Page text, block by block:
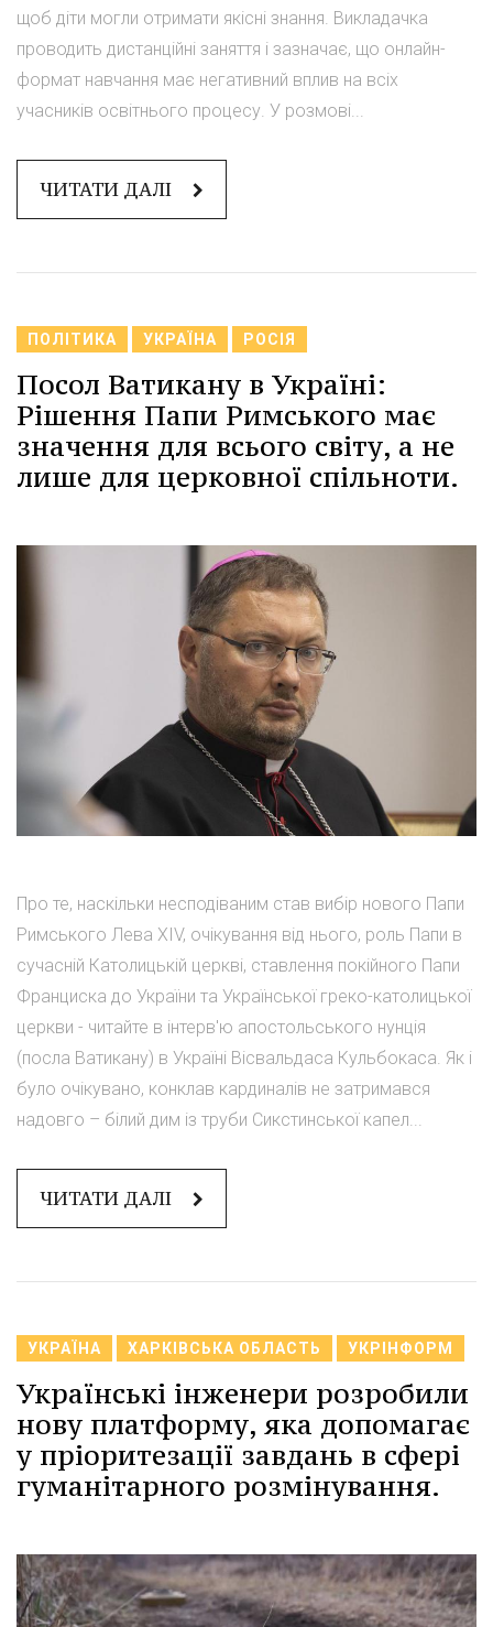
щоб діти могли отримати якісні знання. Викладачка
проводить дистанційні заняття і зазначає, що онлайн-
формат навчання має негативний вплив на всіх
учасників освітнього процесу. У розмові...
ЧИТАТИ ДАЛІ
ПОЛІТИКА УКРАЇНА РОСІЯ
Посол Ватикану в Україні:
Рішення Папи Римського має
значення для всього світу, а не
лише для церковної спільноти.
Про те, наскільки несподіваним став вибір нового Папи
Римського Лева XIV, очікування від нього, роль Папи в
сучасній Католицькій церкві, ставлення покійного Папи
Франциска до України та Української греко-католицької
церкви - читайте в інтерв'ю апостольського нунція
(посла Ватикану) в Україні Вісвальдаса Кульбокаса. Як і
було очікувано, конклав кардиналів не затримався
надовго – білий дим із труби Сикстинської капел...
ЧИТАТИ ДАЛІ
УКРАЇНА ХАРКІВСЬКА ОБЛАСТЬ УКРІНФОРМ
Українські інженери розробили
нову платформу, яка допомагає
у пріоритезації завдань в сфері
гуманітарного розмінування.